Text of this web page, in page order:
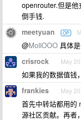
openrouter.但是他
倒手钱.
meetyuan OP
@MoliOOO 具体
crisrock May 20
如果我的数据值钱
frankies May 20
首先中转站都用的
源社区贡献。再者